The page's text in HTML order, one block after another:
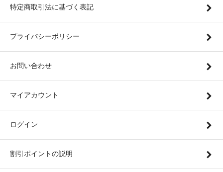
特定商取引法に基づく表記
プライバシーポリシー
お問い合わせ
マイアカウント
ログイン
割引ポイントの説明